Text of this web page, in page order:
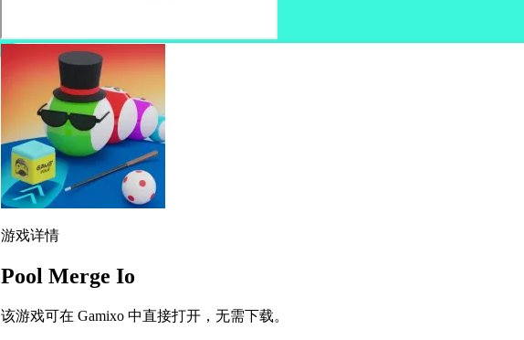
游戏详情
Pool Merge Io
该游戏可在 Gamixo 中直接打开，无需下载。